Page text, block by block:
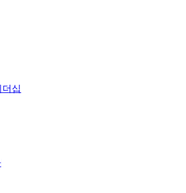
더십